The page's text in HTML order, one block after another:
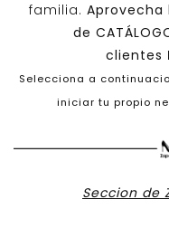
familia.
de
clientes
Selecciona a
iniciar tu propio
Seccion de